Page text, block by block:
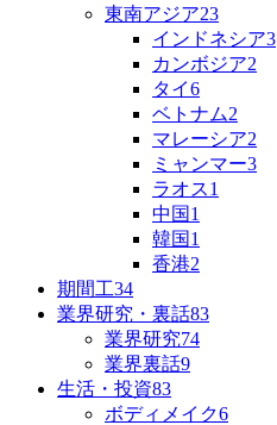
東南アジア23
インドネシア3
カンボジア2
タイ6
ベトナム2
マレーシア2
ミャンマー3
ラオス1
中国1
韓国1
香港2
期間工34
業界研究・裏話83
業界研究74
業界裏話9
生活・投資83
ボディメイク6